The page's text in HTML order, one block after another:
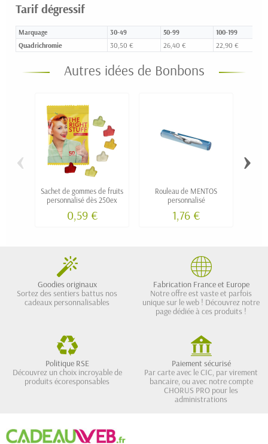
Tarif dégressif
Marquage 30-49 50-99 100-199
Quadrichromie 30,50 € 26,40 € 22,90 €
Autres idées de Bonbons
Sachet de gommes de fruits
personnalisé dès 250ex
0,59 €
Rouleau de MENTOS
personnalisé
1,76 €
‹ ›
Goodies originaux
Sortez des sentiers battus nos
cadeaux personnalisables
Fabrication France et Europe
Notre offre est vaste et parfois
unique sur le web ! Découvrez notre
page dédiée à ces produits !
Politique RSE
Découvrez un choix incroyable de
produits écoresponsables
Paiement sécurisé
Par carte avec le CIC, par virement
bancaire, ou avec notre compte
CHORUS PRO pour les
administrations